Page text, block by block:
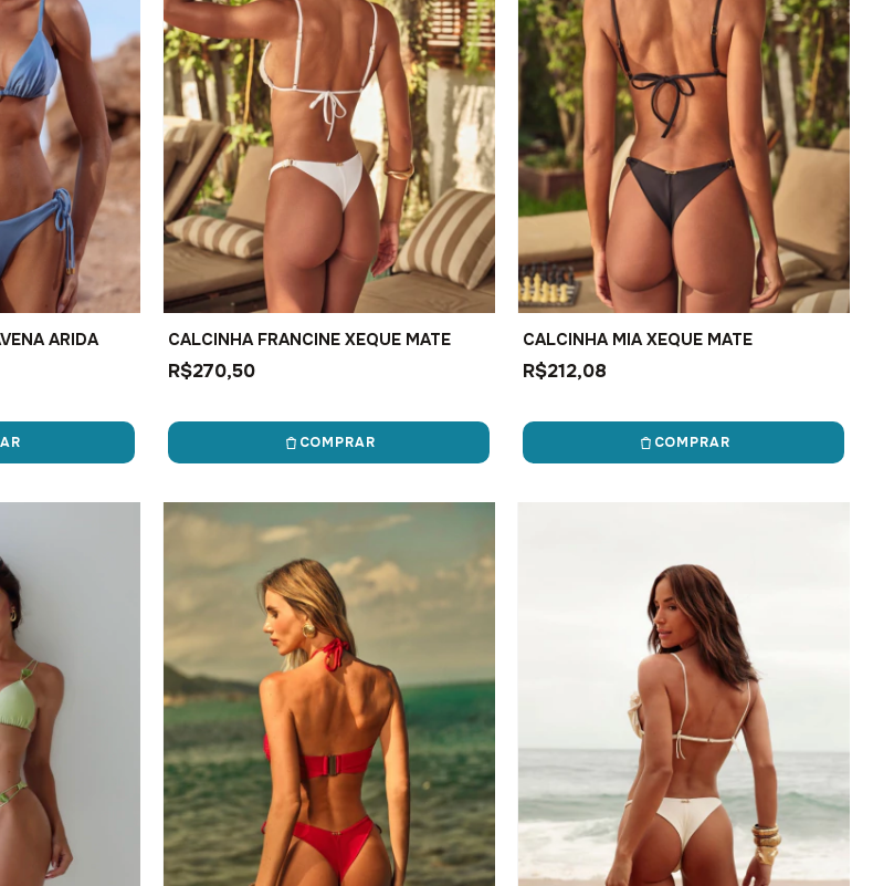
ARIDA CALCINHA FRANCINE XEQUE MATE
R$270,50
COMPRAR
CALCINHA MIA XEQUE MATE
R$212,08
COMPRAR